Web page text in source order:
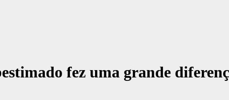
fez uma grande